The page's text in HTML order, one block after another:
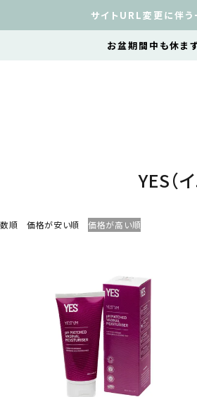
サイトURL変更に伴
お盆期間中も休ま
YES（
順 価格が安い順 価格が高い順